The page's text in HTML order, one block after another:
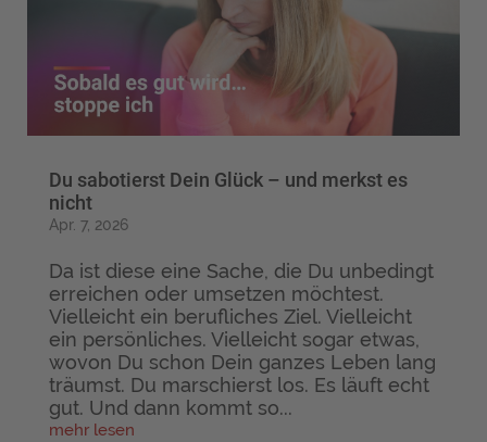
Du sabotierst Dein Glück – und merkst es
nicht
Apr. 7, 2026
Da ist diese eine Sache, die Du unbedingt
erreichen oder umsetzen möchtest.
Vielleicht ein berufliches Ziel. Vielleicht
ein persönliches. Vielleicht sogar etwas,
wovon Du schon Dein ganzes Leben lang
träumst. Du marschierst los. Es läuft echt
gut. Und dann kommt so...
mehr lesen